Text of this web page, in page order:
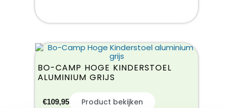
BO-CAMP HOGE KINDERSTOEL
ALUMINIUM GRIJS
€109,95 Product bekijken